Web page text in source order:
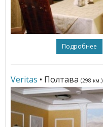
Подробнее
Veritas • Полтава (298 км.)